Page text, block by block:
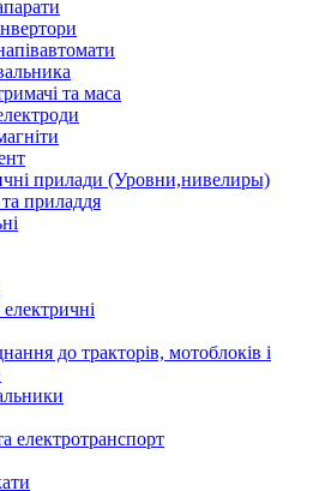
та маса
прилади (Уровни,нивелиры)
приладдя
до тракторів, мотоблоків і
електротранспорт